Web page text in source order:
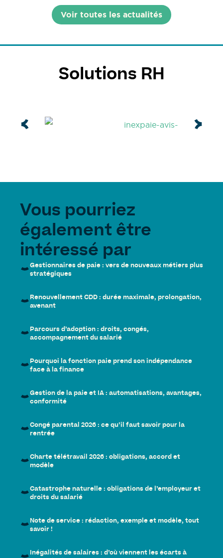
Voir toutes les actualités
Solutions RH
Vous pourriez
également être
intéressé par
Gestionnaires de paie : vers de nouveaux métiers plus
stratégiques
Renouvellement CDD : durée maximale, prolongation,
avenant
Parcours d’adoption : droits, congés,
accompagnement du salarié
Pourquoi la fonction paie prend son indépendance
face à la finance
Gestion de la paie et IA : automatisations, avantages,
conformité
Congé parental 2026 : ce qu’il faut savoir pour la
rentrée
Charte télétravail 2026 : obligations, accord et
modèle
Catastrophe naturelle : obligations de l’employeur et
droits du salarié
Note de service : rédaction, exemple et modèle, tout
savoir !
Inégalités de salaires : d’où viennent les écarts à